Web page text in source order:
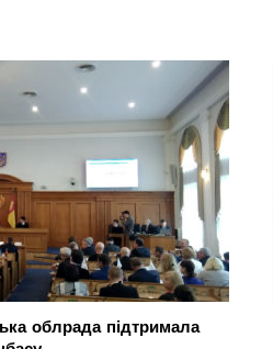
облрада підтримала